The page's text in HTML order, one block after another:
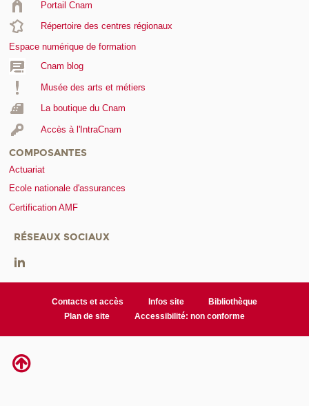
Portail Cnam
Répertoire des centres régionaux
Espace numérique de formation
Cnam blog
Musée des arts et métiers
La boutique du Cnam
Accès à l'IntraCnam
COMPOSANTES
Actuariat
Ecole nationale d'assurances
Certification AMF
RÉSEAUX SOCIAUX
Contacts et accès Infos site
Bibliothèque
Plan de site
Accessibilité: non conforme